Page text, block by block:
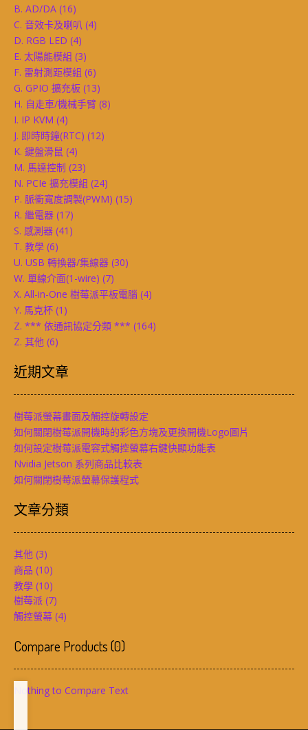
B. AD/DA (16)
C. 音效卡及喇叭 (4)
D. RGB LED (4)
E. 太陽能模組 (3)
F. 雷射測距模組 (6)
G. GPIO 擴充板 (13)
H. 自走車/機械手臂 (8)
I. IP KVM (4)
J. 即時時鐘(RTC) (12)
K. 鍵盤滑鼠 (4)
M. 馬達控制 (23)
N. PCIe 擴充模組 (24)
P. 脈衝寬度調製(PWM) (15)
R. 繼電器 (17)
S. 感測器 (41)
T. 教學 (6)
U. USB 轉換器/集線器 (30)
W. 單線介面(1-wire) (7)
X. All-in-One 樹莓派平板電腦 (4)
Y. 馬克杯 (1)
Z. *** 依通訊協定分類 *** (164)
Z. 其他 (6)
近期文章
樹莓派螢幕畫面及觸控旋轉設定
如何關閉樹莓派開機時的彩色方塊及更換開機Logo圖片
如何設定樹莓派電容式觸控螢幕右鍵快顯功能表
Nvidia Jetson 系列商品比較表
如何關閉樹莓派螢幕保護程式
文章分類
其他 (3)
商品 (10)
教學 (10)
樹莓派 (7)
觸控螢幕 (4)
Compare Products(0)
Nothing to Compare Text